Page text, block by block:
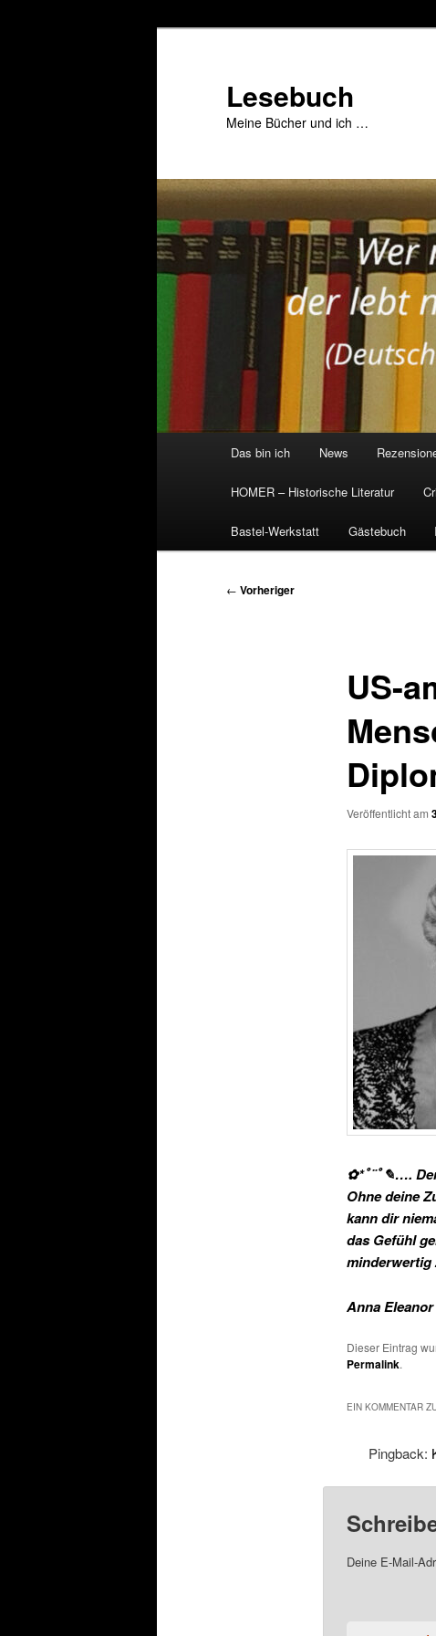
Lesebuch
Meine Bücher und ich …
Das bin ich News
HOMER – Historische Literatur
Bastel-Werkstatt Gästebuch
Beitragsnavigation
← Vorheriger
US-
Veröffentlicht am
✿*ﾟ¨ﾟ✎….
Ohne deine
kann dir
das Gefühl
minderwertig
Anna
Dieser Eintrag
Permalink.
EIN KOMMENTAR ZU
Pingback:
Deine E-Mail-